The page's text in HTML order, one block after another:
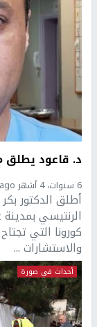
د. قاعود يطلق
6 سنوات، 4 أشهر ago
أطلق الدكتور
الرنتيسي
كورونا التي
والاستشارات ...
أحداث في صورة